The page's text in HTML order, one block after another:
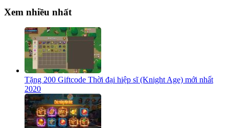
Xem nhiều nhất
Tặng 200 Giftcode Thời đại hiệp sĩ (Knight Age) mới nhất
2020